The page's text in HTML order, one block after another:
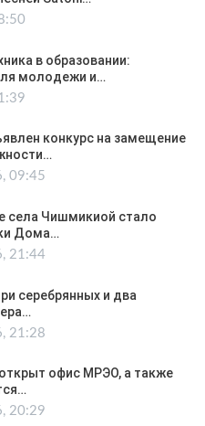
в образовании:
молодежи и…
конкурс на замещение
09:45
села Чишмикиой стало
Дома…
21:44
серебрянных и два
21:28
офис МРЭО, а также
20:29